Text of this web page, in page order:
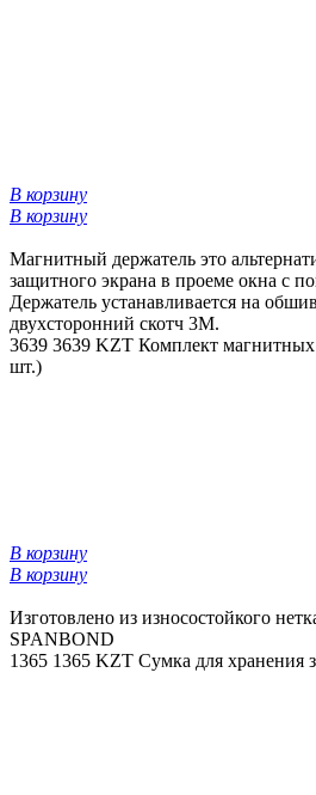
В корзину
В корзину
Магнитный держатель это
защитного экрана в проеме окна с
Держатель устанавливается на
двухсторонний скотч 3М.
3639 3639 KZT Комплект
шт.)
В корзину
В корзину
Изготовлено из износостойкого
SPANBOND
1365 1365 KZT Сумка для хранения